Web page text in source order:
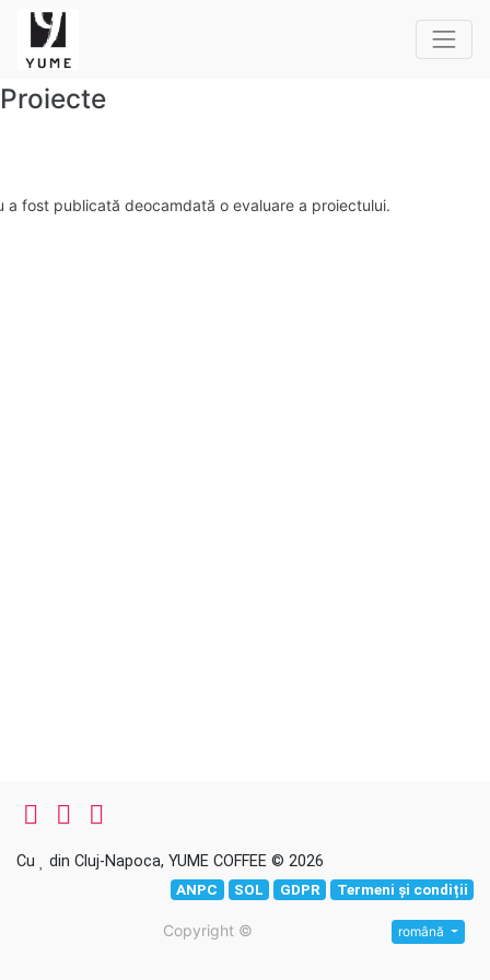
Proiecte
a fost publicată deocamdată o evaluare a proiectului.
Cu din Cluj-Napoca, YUME COFFEE © 2026
ANPC SOL GDPR Termeni și condiții
Copyright © română